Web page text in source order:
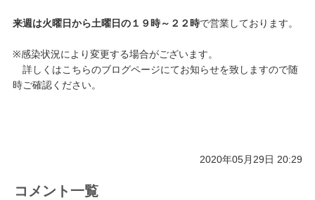
来週は火曜日から土曜日の１９時～２２時で営業しております。
※感染状況により変更する場合がございます。
詳しくはこちらのブログページにてお知らせを致しますので随
時ご確認ください。
2020年05月29日 20:29
コメント一覧